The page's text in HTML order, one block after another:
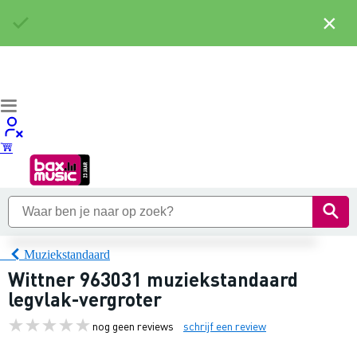
Muziekstandaard
Wittner 963031 muziekstandaard
legvlak-vergroter
nog geen reviews schrijf een review
×